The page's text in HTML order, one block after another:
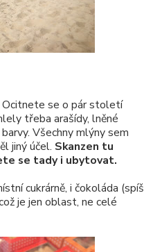
Ocitnete se o pár století
třeba arašídy, lněné
Všechny mlýny sem
jiný účel. Skanzen tu
se tady i ubytovat.
cukrárně, i čokoláda (spíš
je jen oblast, ne celé